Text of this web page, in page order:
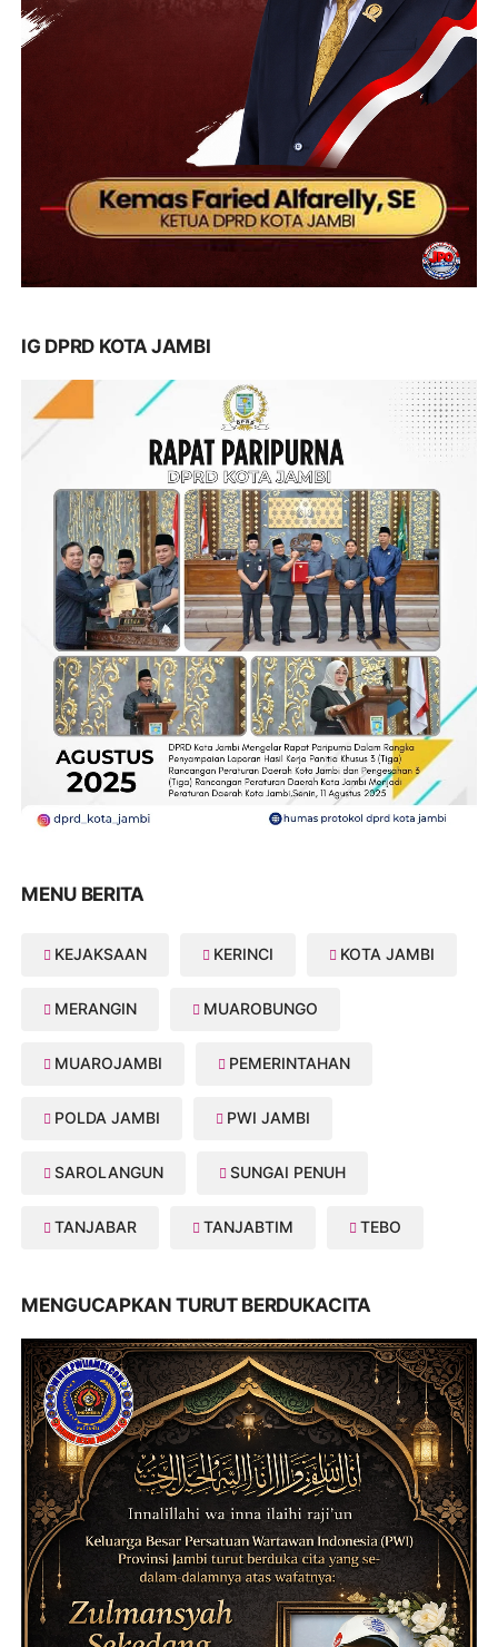
IG DPRD KOTA JAMBI
MENU BERITA
KEJAKSAAN KERINCI KOTA JAMBI
MERANGIN MUAROBUNGO
MUAROJAMBI PEMERINTAHAN
POLDA JAMBI PWI JAMBI
SAROLANGUN SUNGAI PENUH
TANJABAR TANJABTIM TEBO
MENGUCAPKAN TURUT BERDUKACITA